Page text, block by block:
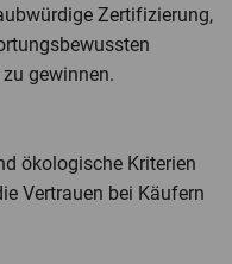
Zertifizierung,
gewinnen.
ökologische Kriterien
Vertrauen bei Käufern